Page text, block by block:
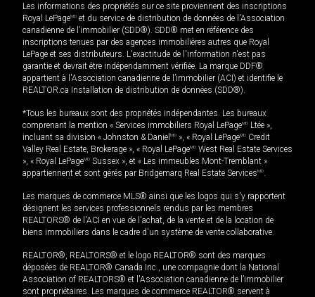
Les informations des propriétés sur ce site proviennent des inscriptions
Royal LePageMD et du service de distribution de données de l'Association
canadienne de l’immobilier (SDD®). SDD® met en référence des
inscriptions tenues par des agences immobilières autres que Royal
LePage et ses distributeurs. L'exactitude de l'information n'est pas
garantie et devrait être indépendamment vérifiée. La marque DDF®
appartient à l'Association canadienne de l’immobilier (ACI) et identifie le
REALTOR.ca Installation de distribution de données (SDD®).
*Tous les bureaux sont des propriétés indépendantes. Les bureaux
comprenant la mention « Services immobiliers Royal LePageMD Ltée »,
incluant sa division « Johnston & Daniel MD », « Royal LePageMD Credit
Valley Real Estate, Brokerage », « Royal LePageMD West Real Estate Services
», « Royal LePageMD Sussex », et « Les immeubles Mont-Tremblant »
appartiennent et sont gérés par Bridgemarq Real Estate ServicesMD.
Les marques de commerce MLS® ainsi que les logos qui s'y rapportent
désignent les services professionnels rendus par les membres
REALTORS® de l'ACI en vue de l'achat, de la vente et de la location de
biens immobiliers dans le cadre d'un système de vente collaborative.
REALTOR®, REALTORS® et le logo REALTOR® sont des marques
déposées de REALTOR® Canada Inc., une compagnie dont la National
Association of REALTORS® et l'Association canadienne de l’immobilier
sont propriétaires. Les marques de commerce REALTOR® servent à